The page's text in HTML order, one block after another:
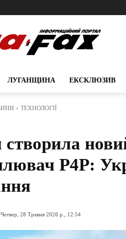
ЛУГАНЩИНА ЕКСКЛЮЗИВ
ТЕХНОЛОГІЇ
створила
P4P:
Четвер, 28 Травня 2026 р., 12:54